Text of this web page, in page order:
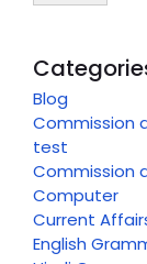
Blog
Commission
test
Commission
Computer
Current
English